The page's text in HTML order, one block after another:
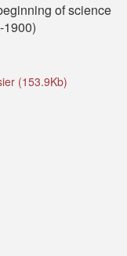
of science
(153.9Kb)